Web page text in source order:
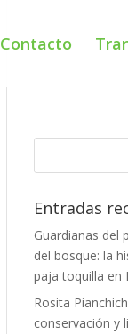
Contacto
Entradas
Guardianas del
del bosque: la
paja toquilla en
Rosita
conservación y